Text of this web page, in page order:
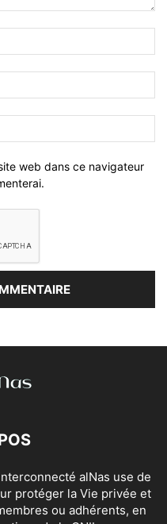
web dans ce navigateur
alNas use de
protéger la Vie privée et
ou adhérents, en